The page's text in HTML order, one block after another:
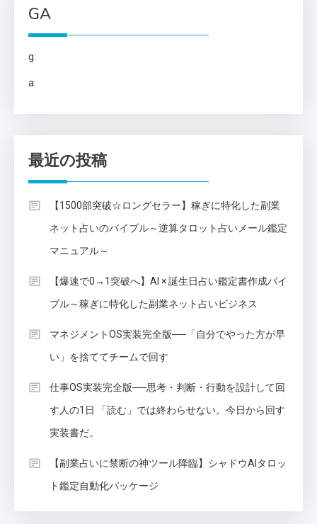
GA
g:
a:
最近の投稿
【1500部突破☆ロングセラー】稼ぎに特化した副業
ネット占いのバイブル～逆算タロット占いメール鑑定
マニュアル～
【爆速で0→1突破へ】AI × 誕生日占い鑑定書作成バイ
ブル～稼ぎに特化した副業ネット占いビジネス
マネジメントOS実装完全版──「自分でやった方が早
い」を捨ててチームで回す
仕事OS実装完全版──思考・判断・行動を設計して回
す人の1日 「読む」では終わらせない。今日から回す
実装書だ。
【副業占いに禁断の神ツール降臨】シャドウAIタロッ
ト鑑定自動化パッケージ